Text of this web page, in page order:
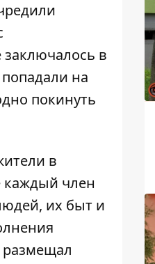
в
на
покинуть
в
каждый член
их быт и
размещал